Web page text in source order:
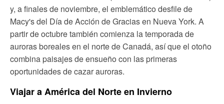
y, a finales de noviembre, el emblemático desfile de
Macy's del Día de Acción de Gracias en Nueva York. A
partir de octubre también comienza la temporada de
auroras boreales en el norte de Canadá, así que el otoño
combina paisajes de ensueño con las primeras
oportunidades de cazar auroras.
Viajar a América del Norte en Invierno